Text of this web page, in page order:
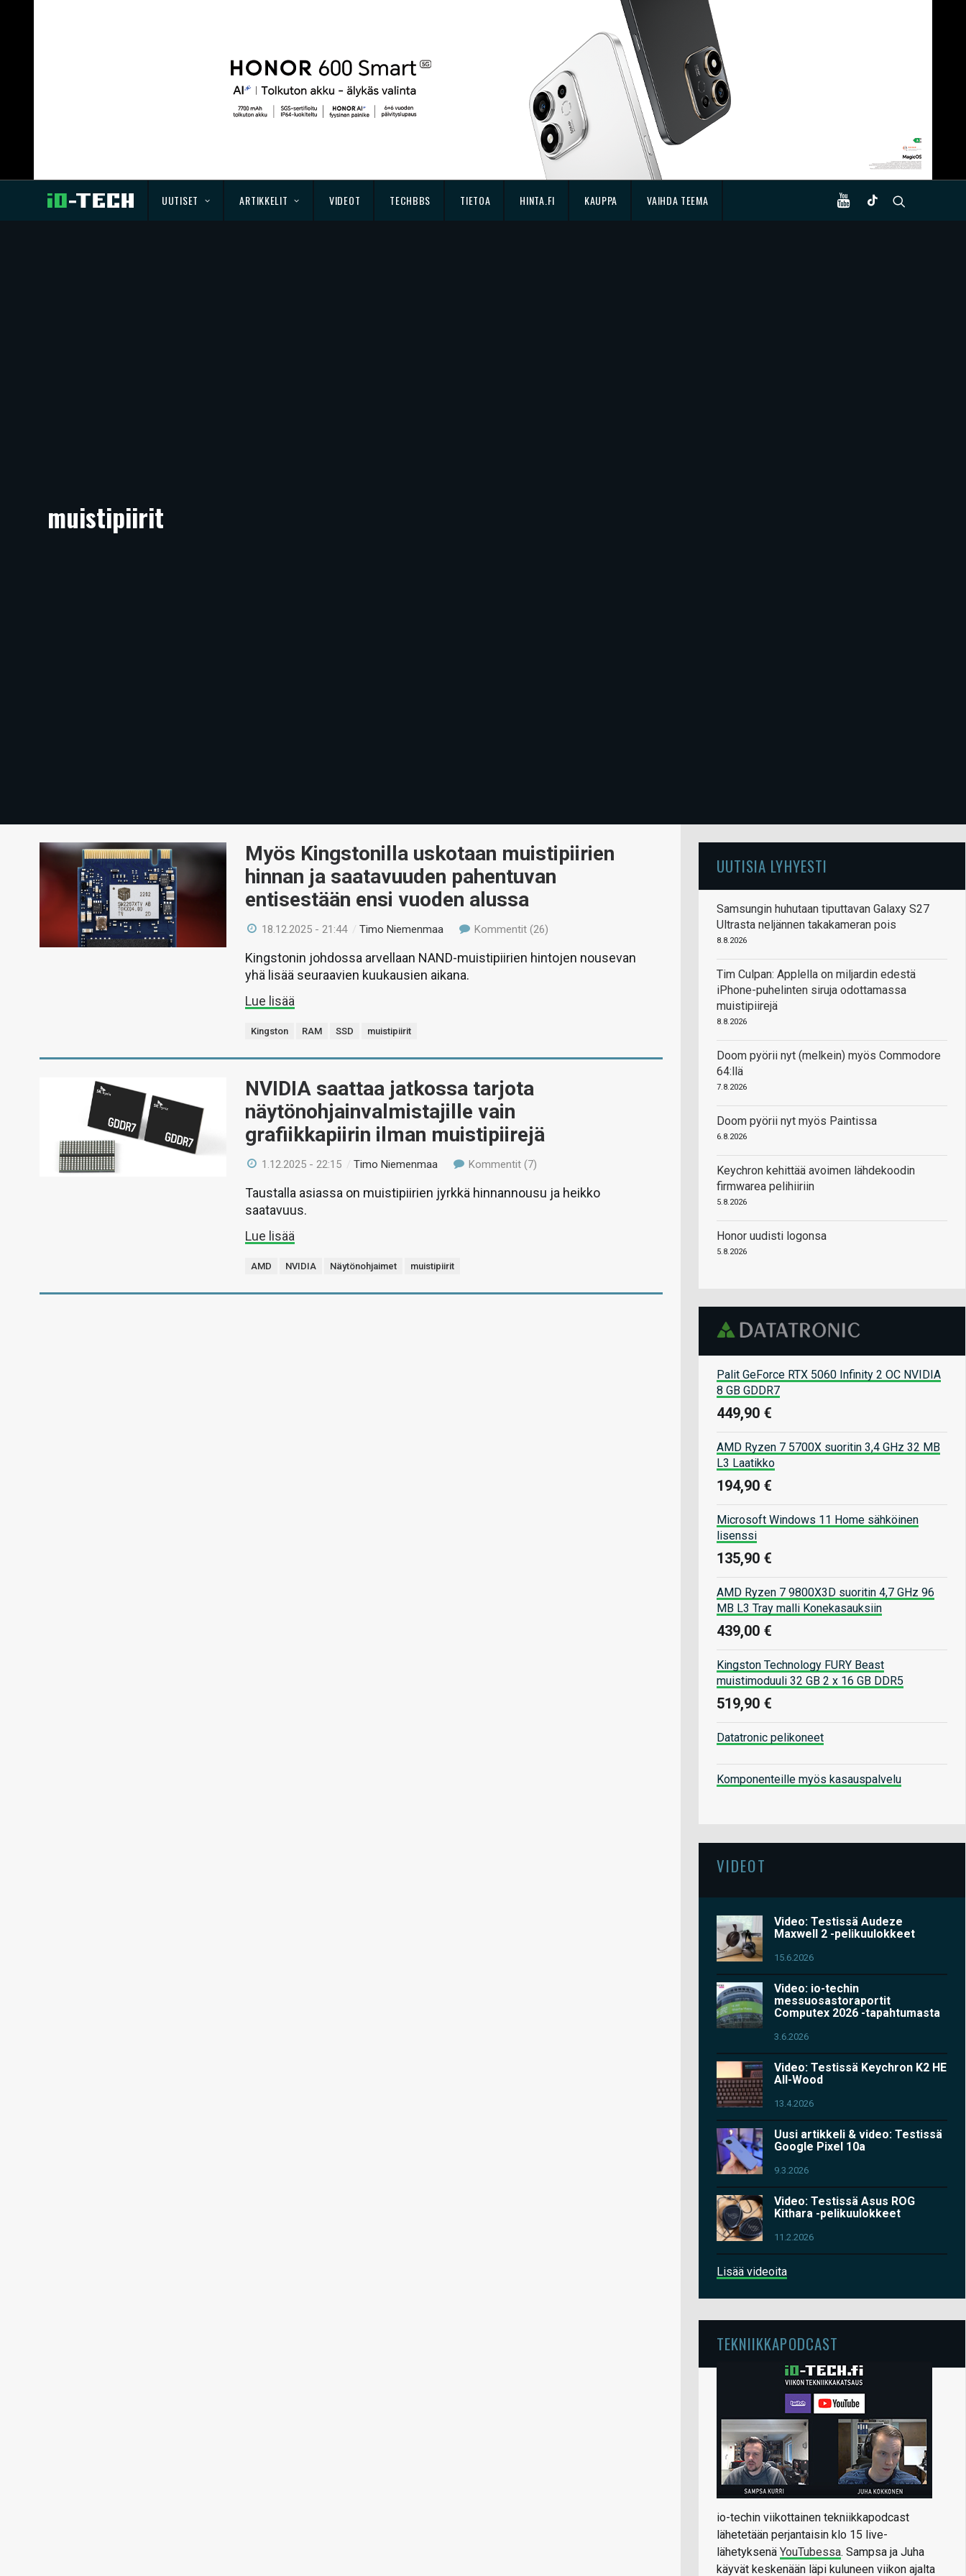
UUTISET ARTIKKELIT VIDEOT TECHBBS TIETOA HINTA.FI KAUPPA VAIHDA TEEMA
muistipiirit
Myös Kingstonilla uskotaan muistipiirien
hinnan ja saatavuuden pahentuvan
entisestään ensi vuoden alussa
18.12.2025 - 21:44 /Timo Niemenmaa Kommentit (26)
Kingstonin johdossa arvellaan NAND-muistipiirien hintojen nousevan
yhä lisää seuraavien kuukausien aikana.
Lue lisää
Kingston RAM SSD muistipiirit
NVIDIA saattaa jatkossa tarjota
näytönohjainvalmistajille vain
grafiikkapiirin ilman muistipiirejä
1.12.2025 - 22:15 /Timo Niemenmaa Kommentit (7)
Taustalla asiassa on muistipiirien jyrkkä hinnannousu ja heikko
saatavuus.
Lue lisää
AMD NVIDIA Näytönohjaimet muistipiirit
UUTISIA LYHYESTI
Samsungin huhutaan tiputtavan Galaxy S27
Ultrasta neljännen takakameran pois
8.8.2026
Tim Culpan: Applella on miljardin edestä
iPhone-puhelinten siruja odottamassa
muistipiirejä
8.8.2026
Doom pyörii nyt (melkein) myös Commodore
64:llä
7.8.2026
Doom pyörii nyt myös Paintissa
6.8.2026
Keychron kehittää avoimen lähdekoodin
firmwarea pelihiiriin
5.8.2026
Honor uudisti logonsa
5.8.2026
Palit GeForce RTX 5060 Infinity 2 OC NVIDIA
8 GB GDDR7
449,90 €
AMD Ryzen 7 5700X suoritin 3,4 GHz 32 MB
L3 Laatikko
194,90 €
Microsoft Windows 11 Home sähköinen
lisenssi
135,90 €
AMD Ryzen 7 9800X3D suoritin 4,7 GHz 96
MB L3 Tray malli Konekasauksiin
439,00 €
Kingston Technology FURY Beast
muistimoduuli 32 GB 2 x 16 GB DDR5
519,90 €
Datatronic pelikoneet
Komponenteille myös kasauspalvelu
VIDEOT
Video: Testissä Audeze
Maxwell 2 -pelikuulokkeet
15.6.2026
Video: io-techin
messuosastoraportit
Computex 2026 -tapahtumasta
3.6.2026
Video: Testissä Keychron K2 HE
All-Wood
13.4.2026
Uusi artikkeli & video: Testissä
Google Pixel 10a
9.3.2026
Video: Testissä Asus ROG
Kithara -pelikuulokkeet
11.2.2026
Lisää videoita
TEKNIIKKAPODCAST
io-techin viikottainen tekniikkapodcast
lähetetään perjantaisin klo 15 live-
lähetyksenä YouTubessa. Sampsa ja Juha
käyvät keskenään läpi kuluneen viikon ajalta